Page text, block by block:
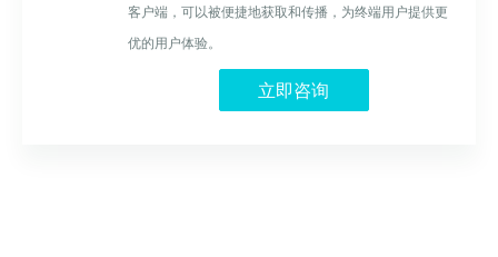
客户端，可以被便捷地获取和传播，为终端用户提供更
优的用户体验。
立即咨询